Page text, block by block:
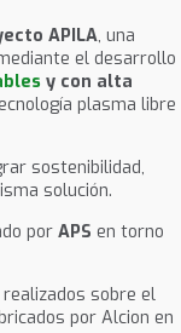
APILA, una
el desarrollo
y con alta
plasma libre
sostenibilidad,
solución.
por APS en torno
sobre el
por Alcion en